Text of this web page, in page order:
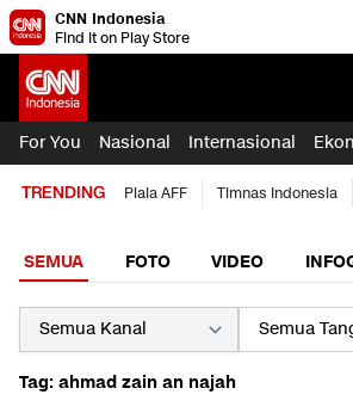
CNN Indonesia
Find it on Play Store
For You Nasional Internasional
TRENDING Piala AFF Timnas Indonesia
SEMUA FOTO VIDEO
Tag: ahmad zain an najah